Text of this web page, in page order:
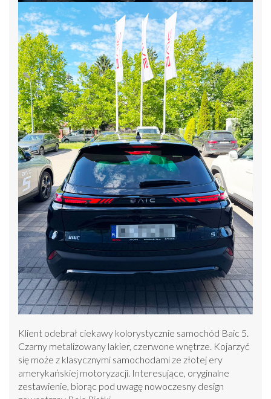
Klient odebrał ciekawy kolorystycznie samochód Baic 5.
Czarny metalizowany lakier, czerwone wnętrze. Kojarzyć
się może z klasycznymi samochodami ze złotej ery
amerykańskiej motoryzacji. Interesujące, oryginalne
zestawienie, biorąc pod uwagę nowoczesny design